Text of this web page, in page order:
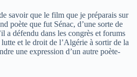
savoir que le film que je préparais sur
poète que fut Sénac, d’une sorte de
a défendu dans les congrès et forums
et le droit de l’Algérie à sortir de la
une expression d’un autre poète-